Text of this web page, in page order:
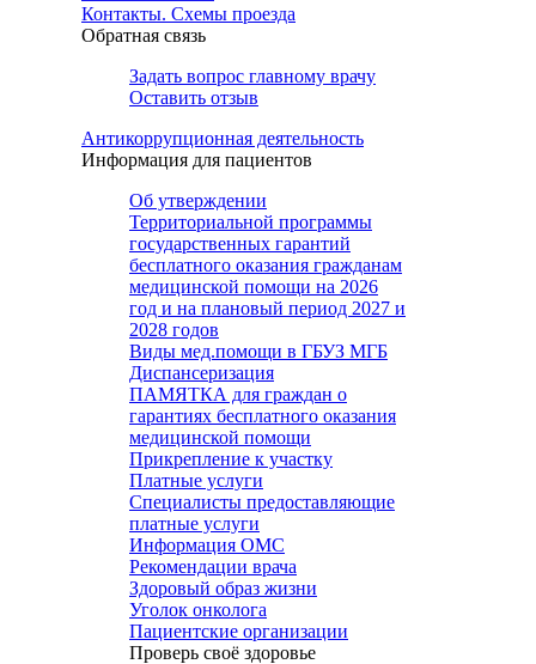
Контакты. Схемы проезда
Обратная связь
Задать вопрос главному врачу
Оставить отзыв
Антикоррупционная деятельность
Информация для пациентов
Об утверждении
Территориальной программы
государственных гарантий
бесплатного оказания гражданам
медицинской помощи на 2026
год и на плановый период 2027 и
2028 годов
Виды мед.помощи в ГБУЗ МГБ
Диспансеризация
ПАМЯТКА для граждан о
гарантиях бесплатного оказания
медицинской помощи
Прикрепление к участку
Платные услуги
Специалисты предоставляющие
платные услуги
Информация ОМС
Рекомендации врача
Здоровый образ жизни
Уголок онколога
Пациентские организации
Проверь своё здоровье